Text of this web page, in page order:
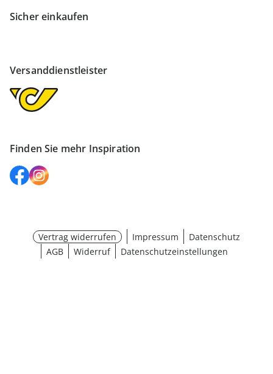
Sicher einkaufen
Versanddienstleister
Finden Sie mehr Inspiration
Vertrag widerrufen Impressum
Datenschutz
AGB
Widerruf Datenschutzeinstellungen